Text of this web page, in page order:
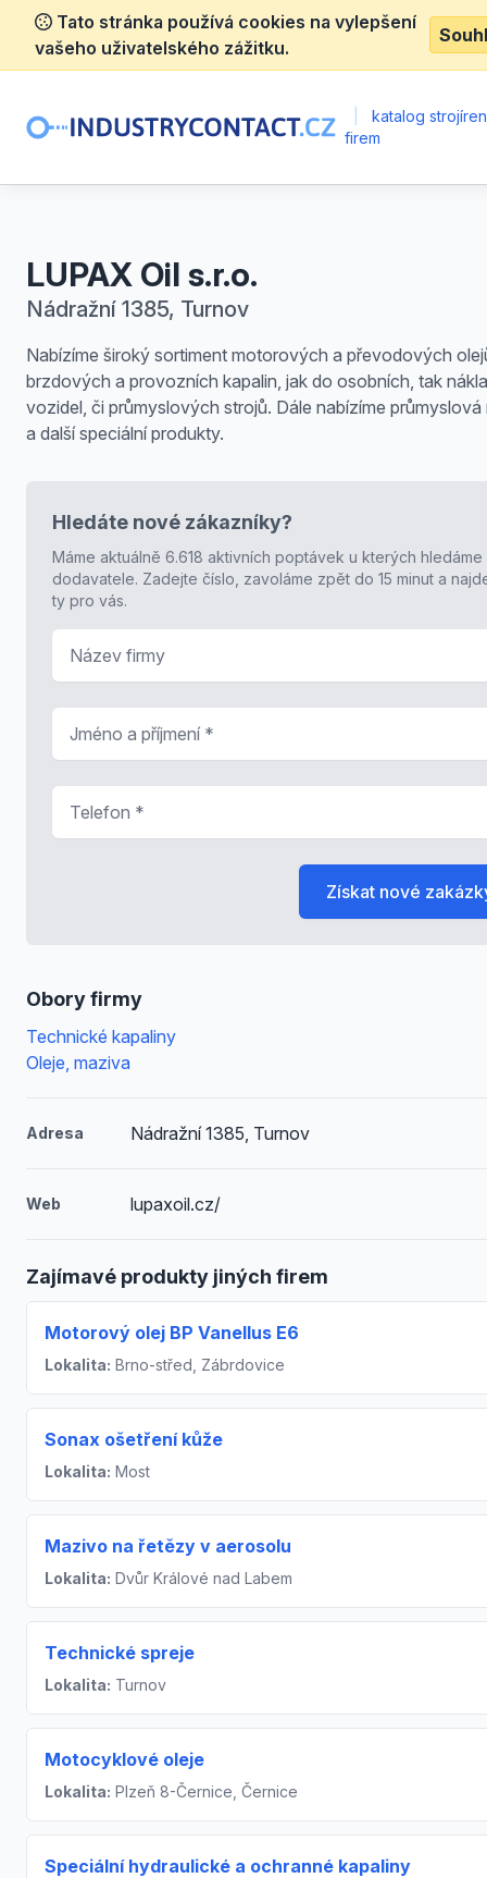
Tato stránka používá cookies na vylepšení
vašeho uživatelského zážitku.
katalog
firem
LUPAX Oil s.r.o.
Nádražní 1385, Turnov
Nabízíme široký sortiment motorových a převodových
brzdových a provozních kapalin, jak do osobních, tak
vozidel, či průmyslových strojů. Dále nabízíme průmyslová
a další speciální produkty.
Obory firmy
Technické kapaliny
Oleje, maziva
Adresa Nádražní 1385, Turnov
Web lupaxoil.cz/
Zajímavé produkty jiných firem
Motorový olej BP Vanellus E6
Lokalita: Brno-střed, Zábrdovice
Sonax ošetření kůže
Lokalita: Most
Mazivo na řetězy v aerosolu
Lokalita: Dvůr Králové nad Labem
Technické spreje
Lokalita: Turnov
Motocyklové oleje
Lokalita: Plzeň 8-Černice, Černice
Speciální hydraulické a ochranné kapaliny
Hledáte nové zákazníky?
Máme aktuálně 6.618 aktivních poptávek u kterých hledáme
dodavatele. Zadejte číslo, zavoláme zpět do 15 minut a
ty pro vás.
Získat nové